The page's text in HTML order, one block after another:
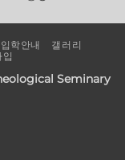
입학안내
갤러리
Seminary